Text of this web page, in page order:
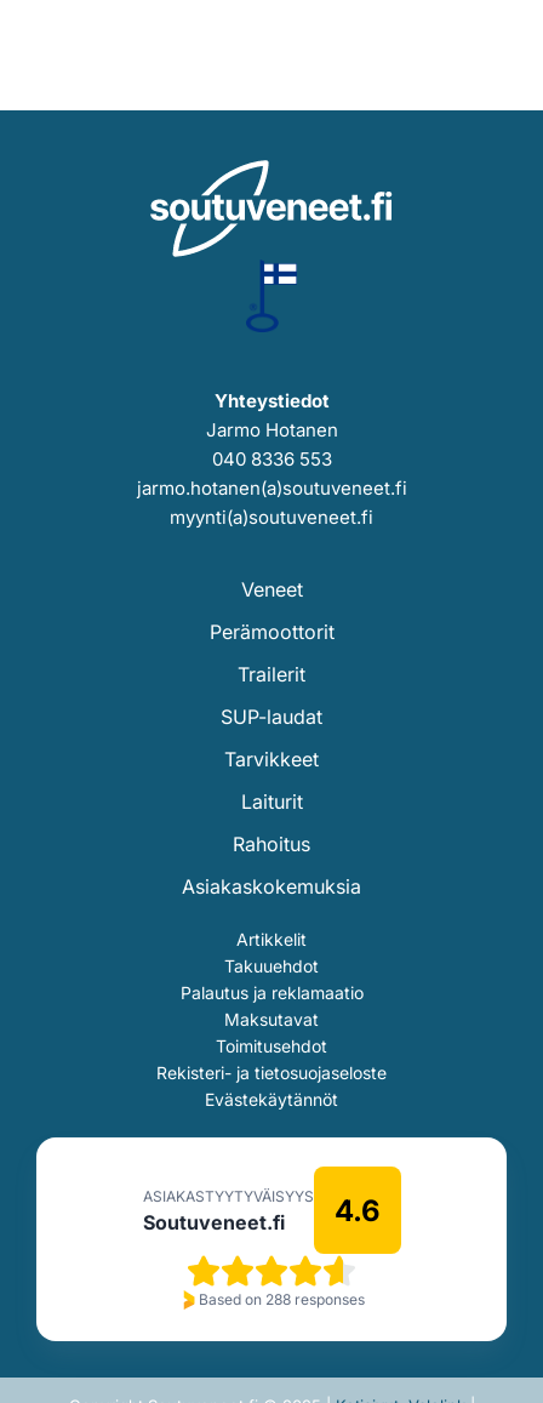
Yhteystiedot
Jarmo Hotanen
040 8336 553
jarmo.hotanen(a)soutuveneet.fi
myynti(a)soutuveneet.fi
Veneet
Perämoottorit
Trailerit
SUP-laudat
Tarvikkeet
Laiturit
Rahoitus
Asiakaskokemuksia
Artikkelit
Takuuehdot
Palautus ja reklamaatio
Maksutavat
Toimitusehdot
Rekisteri- ja tietosuojaseloste
Evästekäytännöt
ASIAKASTYYTYVÄISYYS
Soutuveneet.fi 4.6
Based on 288 responses